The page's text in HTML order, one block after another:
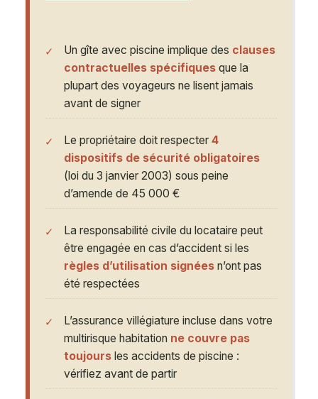
Un gîte avec piscine implique des clauses
contractuelles spécifiques que la
plupart des voyageurs ne lisent jamais
avant de signer
Le propriétaire doit respecter 4
dispositifs de sécurité obligatoires
(loi du 3 janvier 2003) sous peine
d’amende de 45 000 €
La responsabilité civile du locataire peut
être engagée en cas d’accident si les
règles d’utilisation signées n’ont pas
été respectées
L’assurance villégiature incluse dans votre
multirisque habitation ne couvre pas
toujours les accidents de piscine :
vérifiez avant de partir